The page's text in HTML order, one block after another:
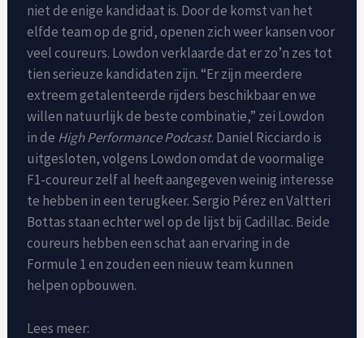
niet de enige kandidaat is. Door de komst van het
elfde team op de grid, openen zich weer kansen voor
veel coureurs. Lowdon verklaarde dat er zo’n zes tot
tien serieuze kandidaten zijn. “Er zijn meerdere
extreem getalenteerde rijders beschikbaar en we
willen natuurlijk de beste combinatie,” zei Lowdon
in de High Performance Podcast. Daniel Ricciardo is
uitgesloten, volgens Lowdon omdat de voormalige
F1-coureur zelf al heeft aangegeven weinig interesse
te hebben in een terugkeer. Sergio Pérez en Valtteri
Bottas staan echter wel op de lijst bij Cadillac. Beide
coureurs hebben een schat aan ervaring in de
Formule 1 en zouden een nieuw team kunnen
helpen opbouwen.
Lees meer: